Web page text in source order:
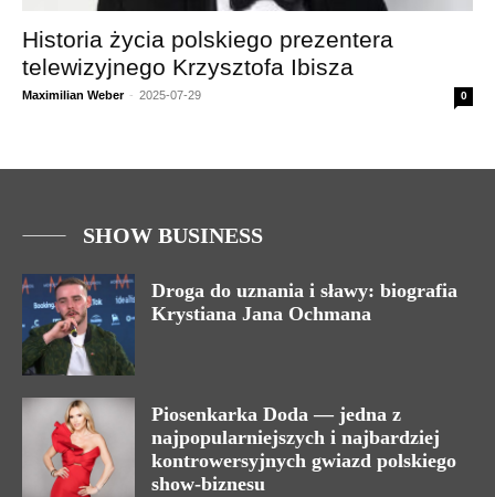
Historia życia polskiego prezentera
telewizyjnego Krzysztofa Ibisza
Maximilian Weber - 2025-07-29 0
SHOW BUSINESS
Droga do uznania i sławy: biografia
Krystiana Jana Ochmana
Piosenkarka Doda — jedna z
najpopularniejszych i najbardziej
kontrowersyjnych gwiazd polskiego
show-biznesu